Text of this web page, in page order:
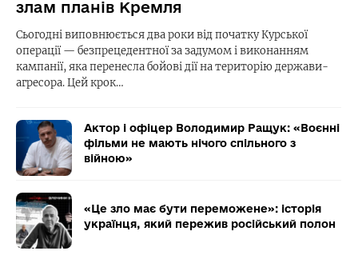
злам планів Кремля
Сьогодні виповнюється два роки від початку Курської
операції — безпрецедентної за задумом і виконанням
кампанії, яка перенесла бойові дії на територію держави-
агресора. Цей крок…
Актор і офіцер Володимир Ращук: «Воєнні
фільми не мають нічого спільного з
війною»
«Це зло має бути переможене»: історія
українця, який пережив російський полон